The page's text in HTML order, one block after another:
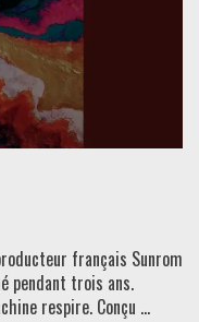
français Sunrom
pendant trois ans.
respire. Conçu ...